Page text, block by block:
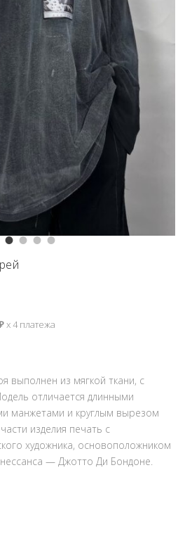
х 4 платежа
выполнен из мягкой ткани, с
отличается длинными
манжетами и круглым вырезом
изделия печать с
художника, основоположником
— Джотто Ди Бондоне.